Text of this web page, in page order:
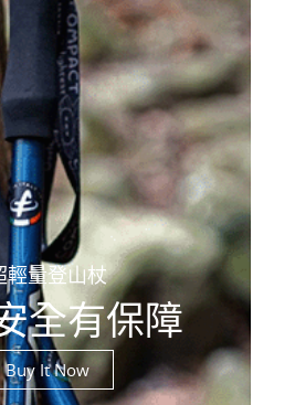
輕量登山杖
全有保障
Buy It Now